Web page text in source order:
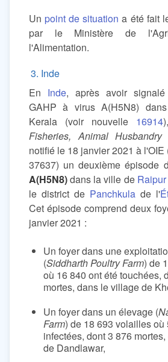
Un point de situation a été fait
par le Ministère de
l'Alimentation.
3. Inde
En Inde, après avoir
GAHP à virus A(H5N8)
Kerala (voir nouvelle 16914
Fisheries, Animal
notifié le 18 janvier 2021 à l'OIE
37637) un deuxième épisode
A(H5N8)dans la ville de
le district de Panchkula de l'
Cet épisode comprend deux
janvier 2021 :
Un foyer dans une
(Siddharth Poultry Farm) de
où 16 840 ont été touchées,
mortes, dans le village de
Un foyer dans un élevage (
Farm) de 18 693 volailles où
infectées, dont 3 876
de Dandlawar,